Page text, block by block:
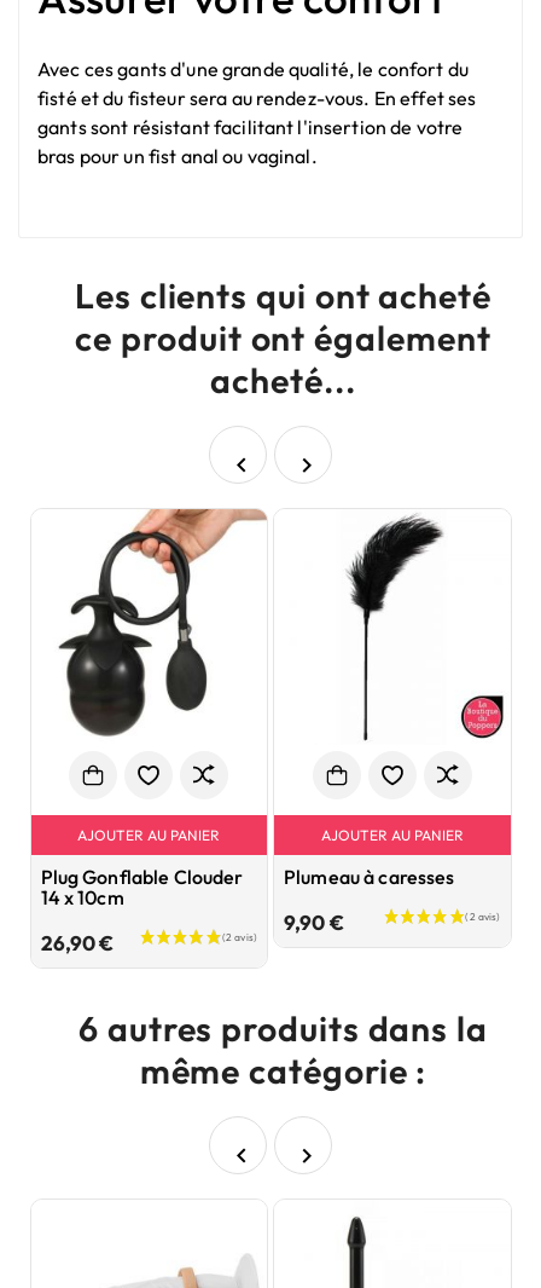
Avec ces gants d'une grande qualité, le confort du
fisté et du fisteur sera au rendez-vous. En effet ses
gants sont résistant facilitant l'insertion de votre
bras pour un fist anal ou vaginal.
Les clients qui ont acheté
ce produit ont également
acheté...
 
AJOUTER AU PANIER
Plug Gonflable Clouder
14 x 10cm
26,90 €Prix
AJOUTER AU PANIER
Plumeau à caresses
9,90 €Prix
6 autres produits dans la
même catégorie :
 